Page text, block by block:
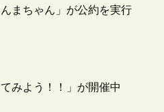
まちゃん」が公約を実行
みよう！！」が開催中